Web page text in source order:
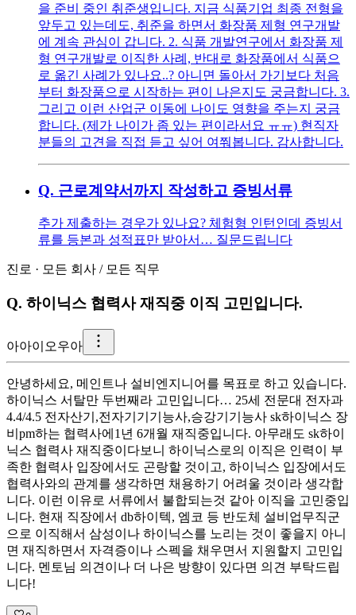
을 준비 중인 취준생입니다. 지금 식품기업 최종 전형을
앞두고 있는데도, 취준을 하면서 화장품 제형 연구개발
에 계속 관심이 갑니다. 2. 식품 개발연구에서 화장품 제
형 연구개발로 이직한 사례, 반대로 화장품에서 식품으
로 옮긴 사례가 있나요..? 아니면 돌아서 가기보다 처음
부터 화장품으로 시작하는 편이 나은지도 궁금합니다. 3.
그리고 이런 산업군 이동에 나이도 영향을 주는지 궁금
합니다. (제가 나이가 좀 있는 편이라서요 ㅠㅠ) 현직자
분들의 고견을 직접 듣고 싶어 여쭤봅니다. 감사합니다.
Q. 근로계약서까지 작성하고 증빙서류
추가 제출하는 경우가 있나요? 체험형 인턴인데 증빙서
류를 등본과 성적표만 받아서… 질문드립니다
진로 · 모든 회사 / 모든 직무
Q. 하이닉스 협력사 재직중 이직 고민입니다.
아아이오우아
안녕하세요, 메인트나 설비엔지니어를 목표로 하고 있습니다.
하이닉스 서탈만 두번째라 고민입니다… 25세 전문대 전자과
4.4/4.5 전자산기,전자기기기능사,승강기기능사 sk하이닉스 장
비pm하는 협력사에1년 6개월 재직중입니다. 아무래도 sk하이
닉스 협력사 재직중이다보니 하이닉스로의 이직은 인력이 부
족한 협력사 입장에서도 곤랑할 것이고, 하이닉스 입장에서도
협력사와의 관계를 생각하면 채용하기 어려울 것이라 생각합
니다. 이런 이유로 서류에서 불합되는것 같아 이직을 고민중입
니다. 현재 직장에서 db하이텍, 엠코 등 반도체 설비업무직군
으로 이직해서 삼성이나 하이닉스를 노리는 것이 좋을지 아니
면 재직하면서 자격증이나 스펙을 채우면서 지원할지 고민입
니다. 멘토님 의견이나 더 나은 방향이 있다면 의견 부탁드립
니다!